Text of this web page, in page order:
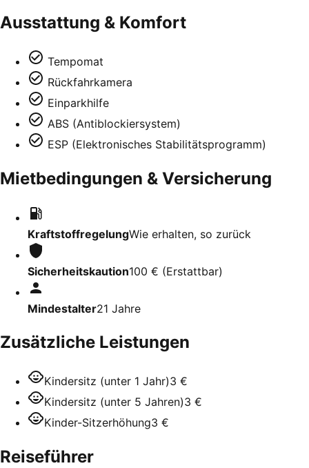
Ausstattung & Komfort
Tempomat
Rückfahrkamera
Einparkhilfe
ABS (Antiblockiersystem)
ESP (Elektronisches Stabilitätsprogramm)
Mietbedingungen & Versicherung
KraftstoffregelungWie erhalten, so zurück
Sicherheitskaution100 € (Erstattbar)
Mindestalter21 Jahre
Zusätzliche Leistungen
Kindersitz (unter 1 Jahr)3 €
Kindersitz (unter 5 Jahren)3 €
Kinder-Sitzerhöhung3 €
Reiseführer